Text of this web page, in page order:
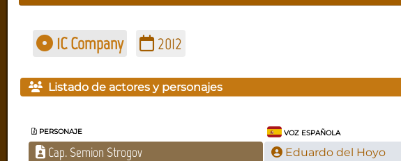
1C Company 2012
Listado de actores y personajes
PERSONAJE VOZ ESPAÑOLA
Cap. Semion Strogov Eduardo del Hoyo